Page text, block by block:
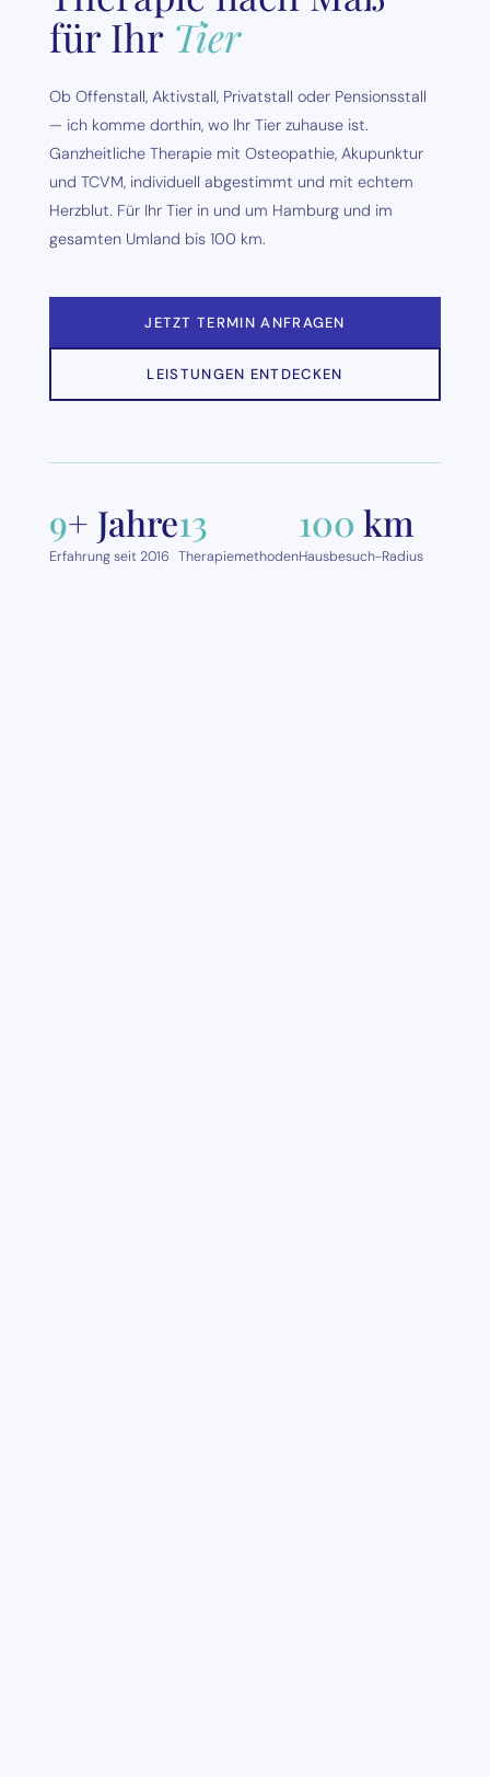
für Ihr Tier
Ob Offenstall, Aktivstall, Privatstall oder Pensionsstall
— ich komme dorthin, wo Ihr Tier zuhause ist.
Ganzheitliche Therapie mit Osteopathie, Akupunktur
und TCVM, individuell abgestimmt und mit echtem
Herzblut. Für Ihr Tier in und um Hamburg und im
gesamten Umland bis 100 km.
JETZT TERMIN ANFRAGEN
LEISTUNGEN ENTDECKEN
9+ Jahre
Erfahrung seit 2016
13
Therapiemethoden
100 km
Hausbesuch-Radius